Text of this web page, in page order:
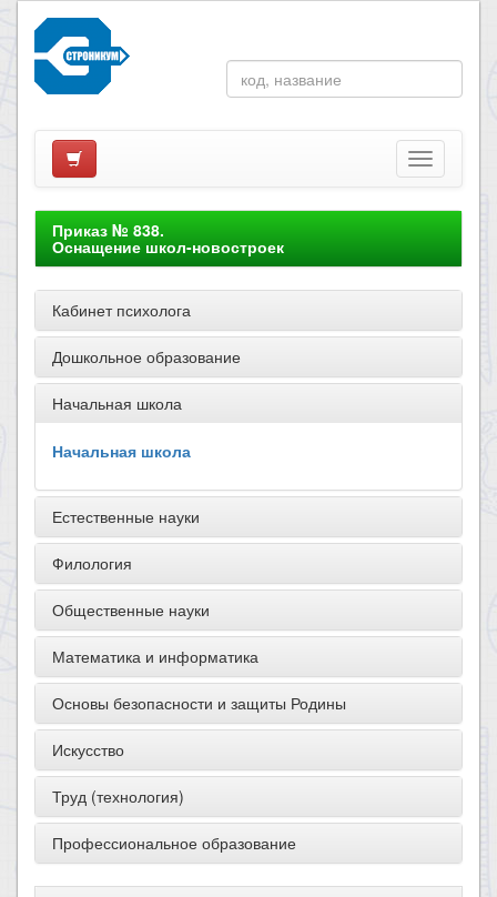
Приказ № 838.
Оснащение школ-новостроек
Кабинет психолога
Дошкольное образование
Начальная школа
Начальная школа
Естественные науки
Филология
Общественные науки
Математика и информатика
Основы безопасности и защиты Родины
Искусство
Труд (технология)
Профессиональное образование